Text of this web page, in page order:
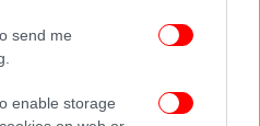
send me
enable storage